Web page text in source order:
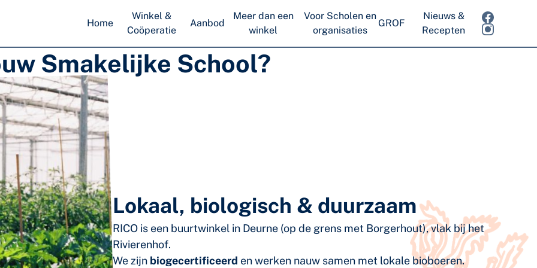
Home
Winkel &
Coöperatie
Aanbod
Meer dan een
winkel
Voor Scholen en
organisaties
GROF
Nieuws &
Recepten
Smakelijke School?
Lokaal, biologisch & duurzaam
RICO is een buurtwinkel in Deurne (op de grens met Borgerhout), vlak bij het
Rivierenhof.
We zijn biogecertificeerd en werken nauw samen met lokale bioboeren.